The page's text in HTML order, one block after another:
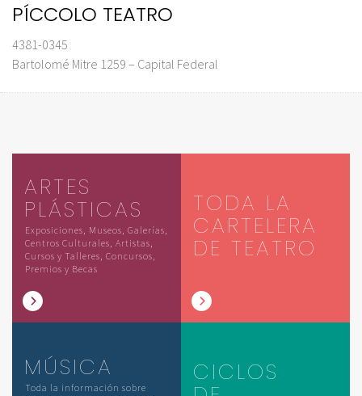
PÍCCOLO TEATRO
4381-0345
Bartolomé Mitre 1259 – Capital Federal
ARTES
PLÁSTICAS
Exposiciones, Museos, Galerías,
Centros Culturales, Artistas,
Cursos y Talleres, Concursos,
Premios y Becas
TODA LA
CARTELERA
DE TEATRO
MÚSICA
Toda la información sobre
CICLOS